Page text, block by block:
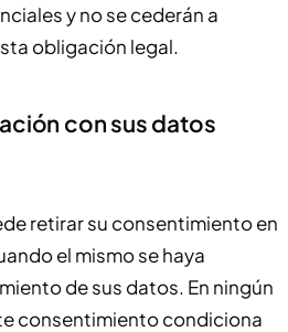
y no se cederán a
obligación legal.
con sus datos
retirar su consentimiento en
el mismo se haya
de sus datos. En ningún
consentimiento condiciona